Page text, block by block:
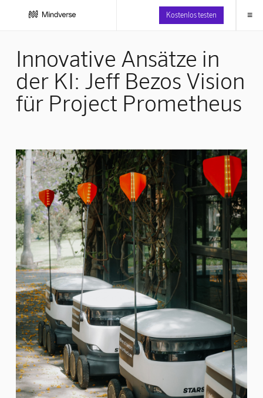
Kostenlos testen ≡
Innovative Ansätze in
der KI: Jeff Bezos Vision
für Project Prometheus